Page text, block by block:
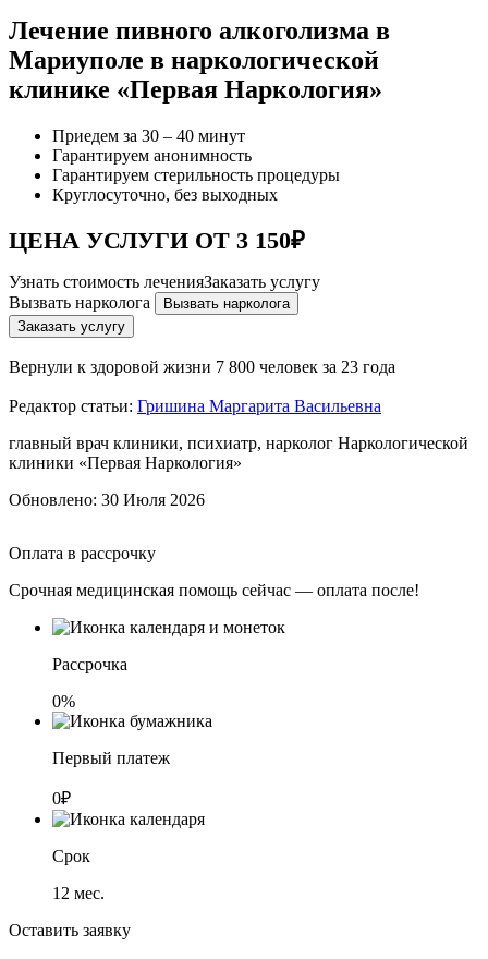
Лечение пивного алкоголизма в
Мариуполе в наркологической
клинике «Первая Наркология»
Приедем за 30 – 40 минут
Гарантируем анонимность
Гарантируем стерильность процедуры
Круглосуточно, без выходных
ЦЕНА УСЛУГИ ОТ 3 150₽
Узнать стоимость леченияЗаказать услугу
Вызвать нарколога
Вызвать нарколога
Заказать услугу
Вернули к здоровой жизни 7 800 человек за 23 года
Редактор статьи: Гришина Маргарита Васильевна
главный врач клиники, психиатр, нарколог Наркологической
клиники «Первая Наркология»
Обновлено: 30 Июля 2026
Оплата в рассрочку
Срочная медицинская помощь сейчас — оплата после!
Рассрочка
0%
Первый платеж
0₽
Срок
12 мес.
Оставить заявку